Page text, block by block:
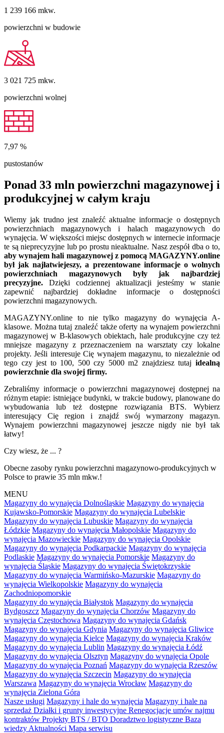
1 239 166 mkw.
powierzchni w budowie
3 021 725 mkw.
powierzchni wolnej
7,97 %
pustostanów
Ponad 33 mln powierzchni magazynowej i
produkcyjnej w całym kraju
Wiemy jak trudno jest znaleźć aktualne informacje o dostępnych
powierzchniach magazynowych i halach magazynowych do
wynajęcia. W większości miejsc dostępnych w internecie informacje
te są nieprecyzyjne lub po prostu nieaktualne. Nasz zespół dba o to,
aby wynajem hali magazynowej z pomocą MAGAZYNY.online
był jak najłatwiejeszy, a prezentowane informacje o wolnych
powierzchniach magazynowych były jak najbardziej
precyzyjne. Dzięki codziennej aktualizacji jesteśmy w stanie
zapewnić najbardziej dokładne informacje o dostępności
powierzchni magazynowych.
MAGAZYNY.online to nie tylko magazyny do wynajęcia A-
klasowe. Można tutaj znaleźć także oferty na wynajem powierzchni
magazynowej w B-klasowych obiektach, hale produkcyjne czy też
mniejsze magazyny z przeznaczeniem na warsztaty czy lokalne
projekty. Jeśli interesuje Cię wynajem magazynu, to niezależnie od
tego czy jest to 100, 500 czy 5000 m2 znajdziesz tutaj idealną
powierzchnie dla swojej firmy.
Zebraliśmy informacje o powierzchni magazynowej dostępnej na
różnym etapie: istniejące budynki, w trakcie budowy, planowane do
wybudowania lub też dostępne rozwiązania BTS. Wybierz
interesujący Cię region i znajdź swój wymarzony magazyn.
Wynajem powierzchni magazynowej jeszcze nigdy nie był tak
łatwy!
Czy wiesz, że ... ?
Obecne zasoby rynku powierzchni magazynowo-produkcyjnych w
Polsce to prawie 35 mln mkw.!
MENU
Magazyny do wynajęcia Dolnośląskie Magazyny do wynajęcia
Kujawsko-Pomorskie Magazyny do wynajęcia Lubelskie
Magazyny do wynajęcia Lubuskie Magazyny do wynajęcia
Łódzkie Magazyny do wynajęcia Małopolskie Magazyny do
wynajęcia Mazowieckie Magazyny do wynajęcia Opolskie
Magazyny do wynajęcia Podkarpackie Magazyny do wynajęcia
Podlaskie Magazyny do wynajęcia Pomorskie Magazyny do
wynajęcia Śląskie Magazyny do wynajęcia Świętokrzyskie
Magazyny do wynajęcia Warmińsko-Mazurskie Magazyny do
wynajęcia Wielkopolskie Magazyny do wynajęcia
Zachodniopomorskie
Magazyny do wynajęcia Białystok Magazyny do wynajęcia
Bydgoszcz Magazyny do wynajęcia Chorzów Magazyny do
wynajęcia Częstochowa Magazyny do wynajęcia Gdańsk
Magazyny do wynajęcia Gdynia Magazyny do wynajęcia Gliwice
Magazyny do wynajęcia Kielce Magazyny do wynajęcia Kraków
Magazyny do wynajęcia Lublin Magazyny do wynajęcia Łódź
Magazyny do wynajęcia Olsztyn Magazyny do wynajęcia Opole
Magazyny do wynajęcia Poznań Magazyny do wynajęcia Rzeszów
Magazyny do wynajęcia Szczecin Magazyny do wynajęcia
Warszawa Magazyny do wynajęcia Wrocław Magazyny do
wynajęcia Zielona Góra
Nasze usługi Magazyny i hale do wynajęcia Magazyny i hale na
sprzedaż Działki i grunty inwestycyjne Renegocjacje umów najmu
kontraktów Projekty BTS / BTO Doradztwo logistyczne Baza
wiedzy Aktualności Mapa serwisu